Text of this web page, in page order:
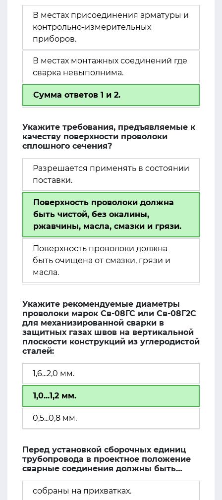
В местах присоединения арматуры и
контрольно-измерительных
приборов.
В местах монтажных соединений где
сварка невыполнима.
Сумма ответов 1 и 2.
Укажите требования, предъявляемые к
качеству поверхности проволоки
сплошного сечения?
Разрешается применять в состоянии
поставки.
Поверхность проволоки должна
быть чистой, без окалины,
ржавчины, масла, смазки и грязи.
Поверхность проволоки должна
быть очищена от смазки, грязи и
масла.
Укажите рекомендуемые диаметры
проволоки марок Св-08ГС или Св-08Г2С
для механизированной сварки в
защитных газах швов на вертикальной
плоскости конструкций из углеродистой
сталей:
1,6...2,0 мм.
1,0...1,2 мм.
0,5...0,8 мм.
Перед установкой сборочных единиц
трубопровода в проектное положение
сварные соединения должны быть…
собраны на прихватках.